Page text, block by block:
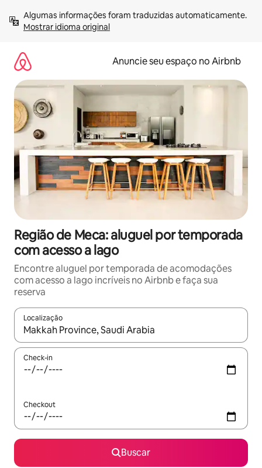
para
Mostrar idioma original
Anuncie seu espaço no Airbnb
Região de Meca: aluguel por temporada
com acesso a lago
Encontre aluguel por temporada de acomodações
com acesso a lago incríveis no Airbnb e faça sua
reserva
Localização
Quando os resultados estiverem disponíveis, explore-os
Check-in
Checkout
Buscar